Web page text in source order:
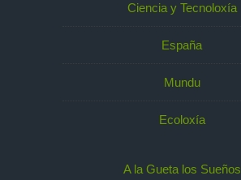
Ciencia y Tecnoloxía
España
Mundu
Ecoloxía
A la Gueta los Sueños